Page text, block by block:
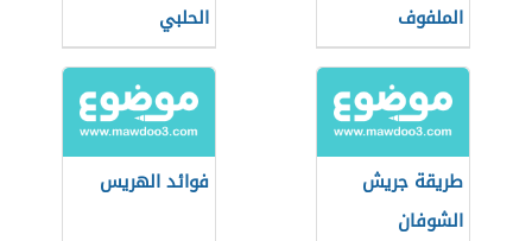
الملفوف
الحلبي
طريقة جريش
الشوفان
فوائد الهريس